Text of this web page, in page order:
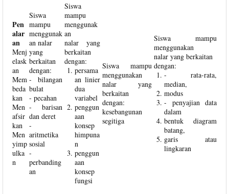
Pen
alar
an
Menj
elask
an
Mem
beda
kan
Men
afsir
kan
Men
yimp
ulka
n
Siswa
mampu
menggunak
an nalar
yang
berkaitan
dengan:
- bilangan
bulat
- pecahan
- barisan
dan deret
-
aritmetika
sosial
-
perbanding
an
Siswa
mampu
menggunak
an
nalar yang
berkaitan
dengan:
persama
an linier
dua
variabel
penggun
aan
konsep
himpuna
n
penggun
aan
konsep
fungsi
Siswa mampu
menggunakan
nalar yang
berkaitan
dengan:
kesebangunan
segitiga
Siswa mampu
menggunakan
nalar yang berkaitan
dengan:
- rata-rata,
median,
modus
- penyajian data
dalam
bentuk diagram
batang,
garis atau
lingkaran